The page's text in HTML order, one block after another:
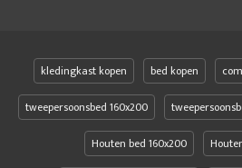
kledingkast kopen bed kopen
tweepersoonsbed 160x200
Houten bed 160x200